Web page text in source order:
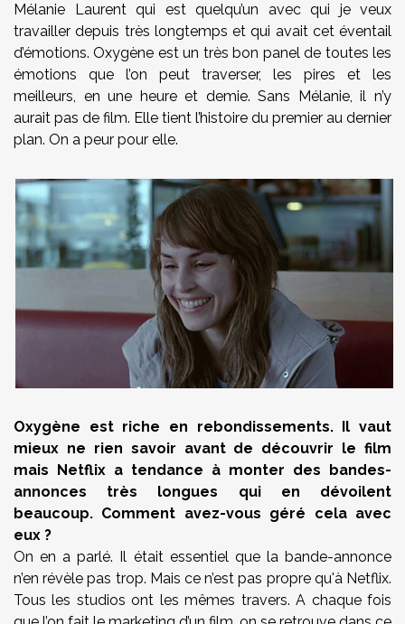
Mélanie Laurent qui est quelqu’un avec qui je veux
travailler depuis très longtemps et qui avait cet éventail
d’émotions. Oxygène est un très bon panel de toutes les
émotions que l’on peut traverser, les pires et les
meilleurs, en une heure et demie. Sans Mélanie, il n’y
aurait pas de film. Elle tient l’histoire du premier au dernier
plan. On a peur pour elle.
Oxygène est riche en rebondissements. Il vaut
mieux ne rien savoir avant de découvrir le film
mais Netflix a tendance à monter des bandes-
annonces très longues qui en dévoilent
beaucoup. Comment avez-vous géré cela avec
eux ?
On en a parlé. Il était essentiel que la bande-annonce
n’en révèle pas trop. Mais ce n’est pas propre qu'à Netflix.
Tous les studios ont les mêmes travers. A chaque fois